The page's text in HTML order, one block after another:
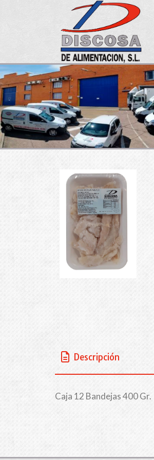
Descripción
Caja 12 Bandejas 400 Gr.